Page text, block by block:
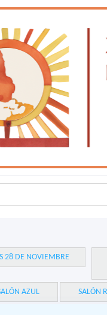
28 DE NOVIEMBRE
AZUL SALÓN